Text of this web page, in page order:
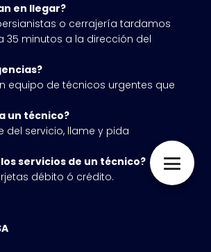
en llegar?
o cerrajería tardamos
35 minutos a la dirección del
equipo de técnicos urgentes que
un técnico?
del servicio, llame y pida
servicios de un técnico?
débito ó crédito.